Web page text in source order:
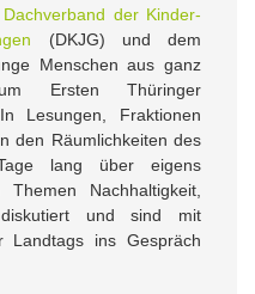
Dachverband der Kinder-
(DKJG) und dem
Menschen aus ganz
Ersten Thüringer
Lesungen, Fraktionen
den Räumlichkeiten des
lang über eigens
Nachhaltigkeit,
und sind mit
Landtags ins Gespräch